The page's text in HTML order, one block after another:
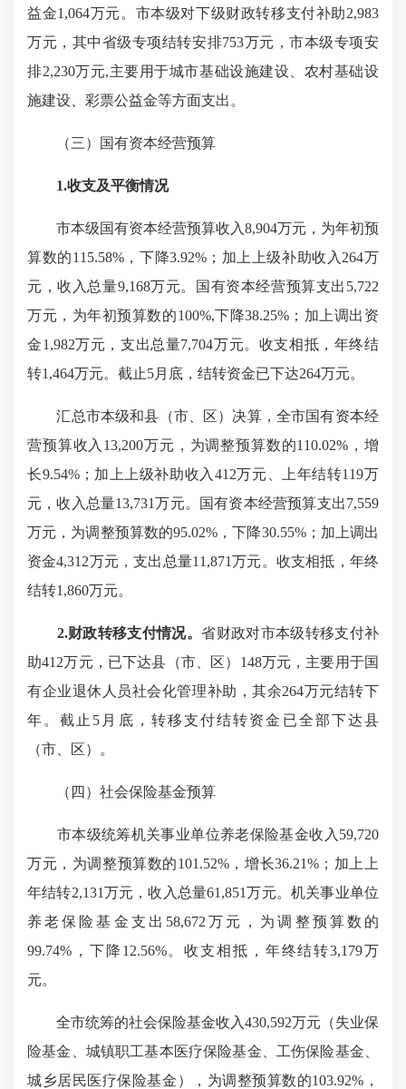
益金1,064万元。市本级对下级财政转移支付补助2,983
万元，其中省级专项结转安排753万元，市本级专项安
排2,230万元,主要用于城市基础设施建设、农村基础设
施建设、彩票公益金等方面支出。
（三）国有资本经营预算
1.收支及平衡情况
市本级国有资本经营预算收入8,904万元，为年初预
算数的115.58%，下降3.92%；加上上级补助收入264万
元，收入总量9,168万元。国有资本经营预算支出5,722
万元，为年初预算数的100%,下降38.25%；加上调出资
金1,982万元，支出总量7,704万元。收支相抵，年终结
转1,464万元。截止5月底，结转资金已下达264万元。
汇总市本级和县（市、区）决算，全市国有资本经
营预算收入13,200万元，为调整预算数的110.02%，增
长9.54%；加上上级补助收入412万元、上年结转119万
元，收入总量13,731万元。国有资本经营预算支出7,559
万元，为调整预算数的95.02%，下降30.55%；加上调出
资金4,312万元，支出总量11,871万元。收支相抵，年终
结转1,860万元。
2.财政转移支付情况。省财政对市本级转移支付补
助412万元，已下达县（市、区）148万元，主要用于国
有企业退休人员社会化管理补助，其余264万元结转下
年。截止5月底，转移支付结转资金已全部下达县
（市、区）。
（四）社会保险基金预算
市本级统筹机关事业单位养老保险基金收入59,720
万元，为调整预算数的101.52%，增长36.21%；加上上
年结转2,131万元，收入总量61,851万元。机关事业单位
养老保险基金支出58,672万元，为调整预算数的
99.74%，下降12.56%。收支相抵，年终结转3,179万
元。
全市统筹的社会保险基金收入430,592万元（失业保
险基金、城镇职工基本医疗保险基金、工伤保险基金、
城乡居民医疗保险基金），为调整预算数的103.92%，